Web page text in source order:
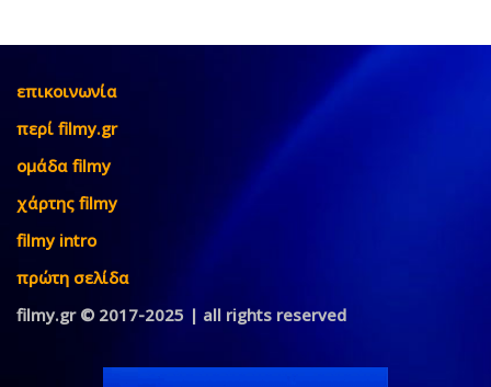
επικοινωνία
περί filmy.gr
ομάδα filmy
χάρτης filmy
filmy intro
πρώτη σελίδα
filmy.gr © 2017-2025 | all rights reserved